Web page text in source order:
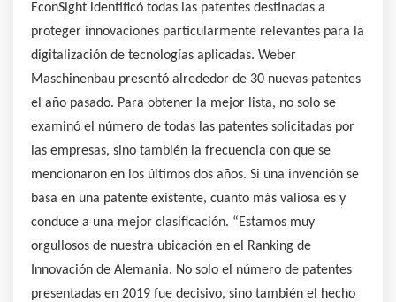
EconSight identificó todas las patentes destinadas a
proteger innovaciones particularmente relevantes para la
digitalización de tecnologías aplicadas. Weber
Maschinenbau presentó alrededor de 30 nuevas patentes
el año pasado. Para obtener la mejor lista, no solo se
examinó el número de todas las patentes solicitadas por
las empresas, sino también la frecuencia con que se
mencionaron en los últimos dos años. Si una invención se
basa en una patente existente, cuanto más valiosa es y
conduce a una mejor clasificación. “Estamos muy
orgullosos de nuestra ubicación en el Ranking de
Innovación de Alemania. No solo el número de patentes
presentadas en 2019 fue decisivo, sino también el hecho